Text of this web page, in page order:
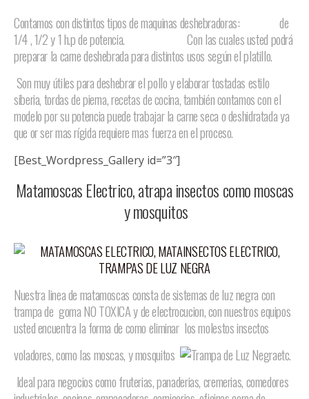
Contamos con distintos tipos de maquinas deshebradoras:de
1/4 , 1/2 y 1 h.p de potencia. Con las cuales usted podrá
preparar la carne deshebrada para distintos usos según el platillo.
Son muy útiles para deshebrar el pollo y elaborar tostadas estilo
siberia, tordas de pierna, recetas de cocina, también contamos con el
modelo por su potencia puede trabajar la carne seca o deshidratada ya
que or ser mas rígida requiere mas fuerza en el proceso.
[Best_Wordpress_Gallery id=”3″]
Matamoscas Electrico, atrapa insectos como moscas
y mosquitos
Nuestra linea de matamoscas consta de sistemas de luz negra con
trampa de goma NO TOXICA y de electrocucion, con nuestros equipos
usted encuentra la forma de como eliminar los molestos insectos
voladores, como las moscas, y mosquitos
etc.
Ideal para negocios como fruterias, panaderias, cremerias, comedores